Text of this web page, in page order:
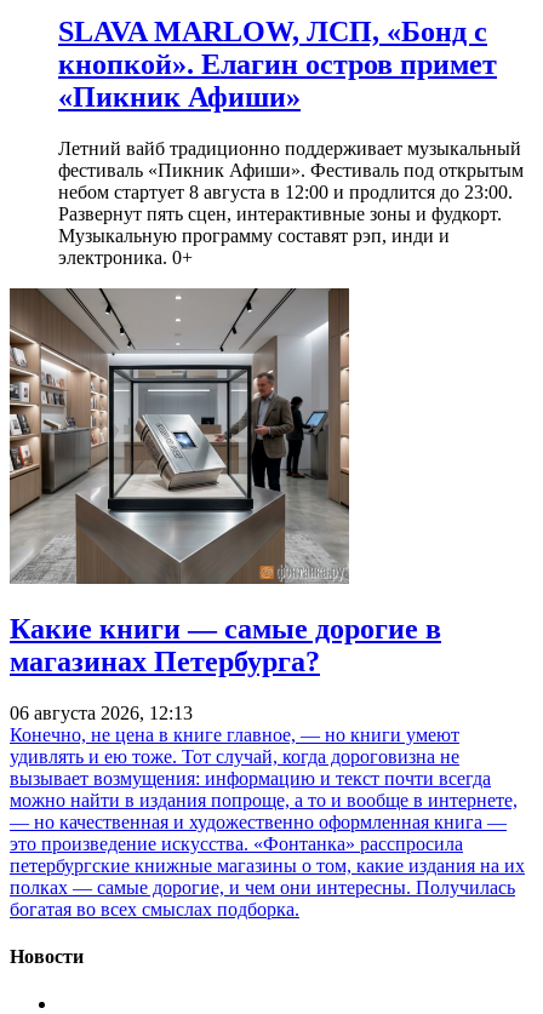
SLAVA MARLOW, ЛСП, «Бонд с
кнопкой». Елагин остров примет
«Пикник Афиши»
Летний вайб традиционно поддерживает музыкальный
фестиваль «Пикник Афиши». Фестиваль под открытым
небом стартует 8 августа в 12:00 и продлится до 23:00.
Развернут пять сцен, интерактивные зоны и фудкорт.
Музыкальную программу составят рэп, инди и
электроника. 0+
Какие книги — самые дорогие в
магазинах Петербурга?
06 августа 2026, 12:13
Конечно, не цена в книге главное, — но книги умеют
удивлять и ею тоже. Тот случай, когда дороговизна не
вызывает возмущения: информацию и текст почти всегда
можно найти в издания попроще, а то и вообще в интернете,
— но качественная и художественно оформленная книга —
это произведение искусства. «Фонтанка» расспросила
петербургские книжные магазины о том, какие издания на их
полках — самые дорогие, и чем они интересны. Получилась
богатая во всех смыслах подборка.
Новости